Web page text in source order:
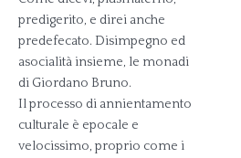
predigerito, e direi anche
predefecato. Disimpegno ed
asocialità insieme, le monadi
di Giordano Bruno.
Il processo di annientamento
culturale è epocale e
velocissimo, proprio come i